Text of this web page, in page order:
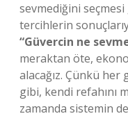
sevmediğini
tercihlerin
“Güvercin ne
meraktan öte,
alacağız. Çünkü her
gibi, kendi refahını
zamanda sistemin